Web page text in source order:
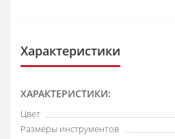
Характеристики
ХАРАКТЕРИСТИКИ:
Цвет
Размеры инструментов